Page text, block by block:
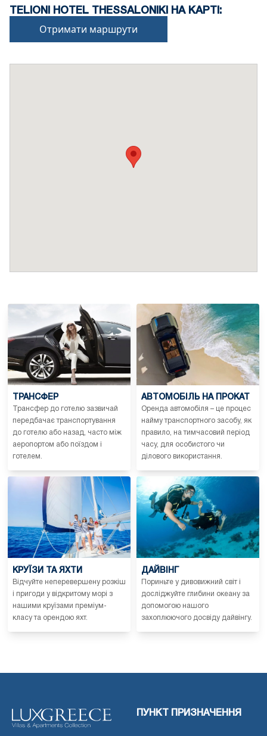
TELIONI HOTEL THESSALONIKI НА КАРТІ:
Отримати маршрути
ТРАНСФЕР
Трансфер до готелю зазвичай
передбачає транспортування
до готелю або назад, часто між
аеропортом або поїздом і
готелем.
АВТОМОБІЛЬ НА ПРОКАТ
Оренда автомобіля – це процес
найму транспортного засобу, як
правило, на тимчасовий період
часу, для особистого чи
ділового використання.
КРУЇЗИ ТА ЯХТИ
Відчуйте неперевершену розкіш
і пригоди у відкритому морі з
нашими круїзами преміум-
класу та орендою яхт.
ДАЙВІНГ
Пориньте у дивовижний світ і
досліджуйте глибини океану за
допомогою нашого
захоплюючого досвіду дайвінгу.
ПУНКТ ПРИЗНАЧЕННЯ